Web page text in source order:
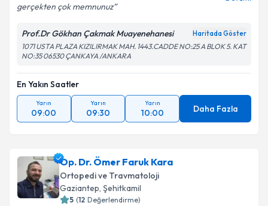
gerçekten çok memnunuz
Prof.Dr Gökhan Çakmak Muayenehanesi Haritada Göster
1071 USTA PLAZA KIZILIRMAK MAH. 1443.CADDE NO:25 A BLOK 5. KAT
NO:35 06530 ÇANKAYA /ANKARA
En Yakın Saatler
Yarın
09:00
Yarın
09:30
Yarın
10:00 Daha Fazla
Op. Dr. Ömer Faruk Kara
Ortopedi ve Travmatoloji
Gaziantep, Şehitkamil
5 (12 Değerlendirme)